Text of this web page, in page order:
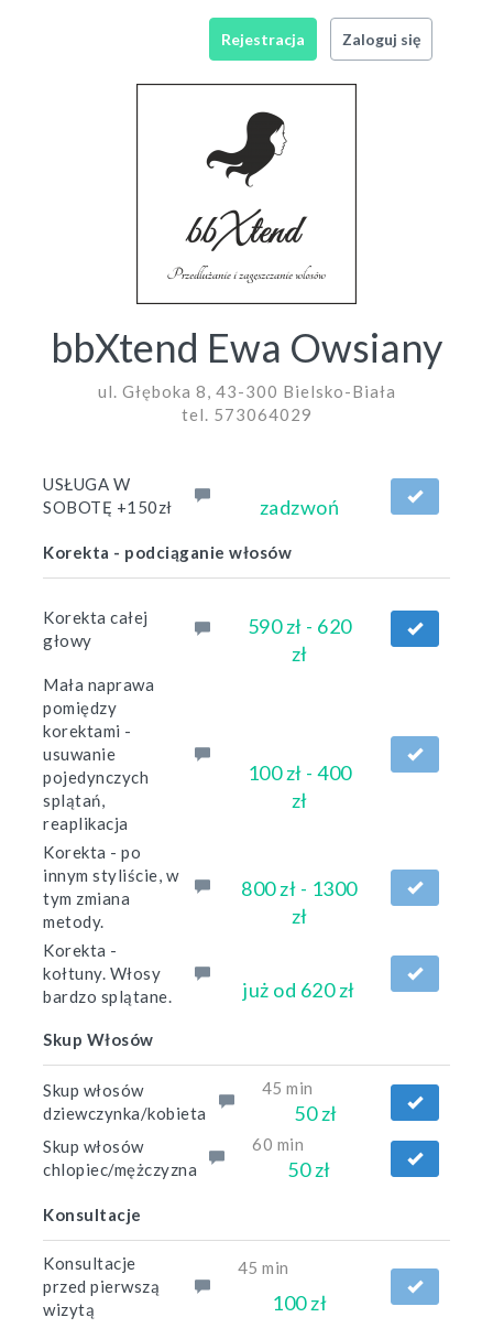
Rejestracja Zaloguj się
bbXtend Ewa Owsiany
ul. Głęboka 8, 43-300 Bielsko-Biała
tel. 573064029
USŁUGA W
SOBOTĘ +150zł
zadzwoń
Korekta - podciąganie włosów
Korekta całej
głowy
590 zł - 620
zł
Mała naprawa
pomiędzy
korektami -
usuwanie
pojedynczych
splątań,
reaplikacja
100 zł - 400
zł
Korekta - po
innym styliście, w
tym zmiana
metody.
800 zł - 1300
zł
Korekta -
kołtuny. Włosy
bardzo splątane.
już od 620 zł
Skup Włosów
Skup włosów
dziewczynka/kobieta
45 min
50 zł
Skup włosów
chlopiec/mężczyzna
60 min
50 zł
Konsultacje
Konsultacje
przed pierwszą
wizytą
45 min
100 zł